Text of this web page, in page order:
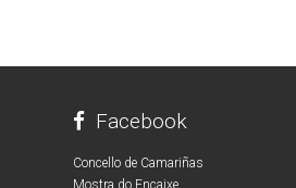
Facebook
Concello de Camariñas
Mostra do Encaixe